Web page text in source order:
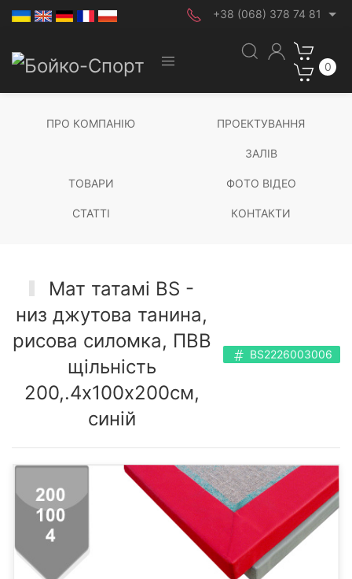
+38 (068) 378 74 81
0
ПРО КОМПАНІЮ ПРОЕКТУВАННЯ
ЗАЛІВ
ТОВАРИ ФОТО ВІДЕО
СТАТТІ КОНТАКТИ
Мат татамі BS -
низ джутова танина,
рисова силомка, ПВВ
щільність
200,.4х100х200см,
синій
BS2226003006